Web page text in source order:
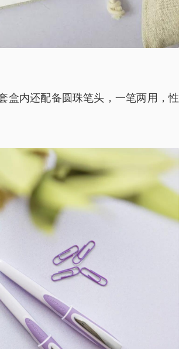
盒内还配备圆珠笔头，一笔两用，性